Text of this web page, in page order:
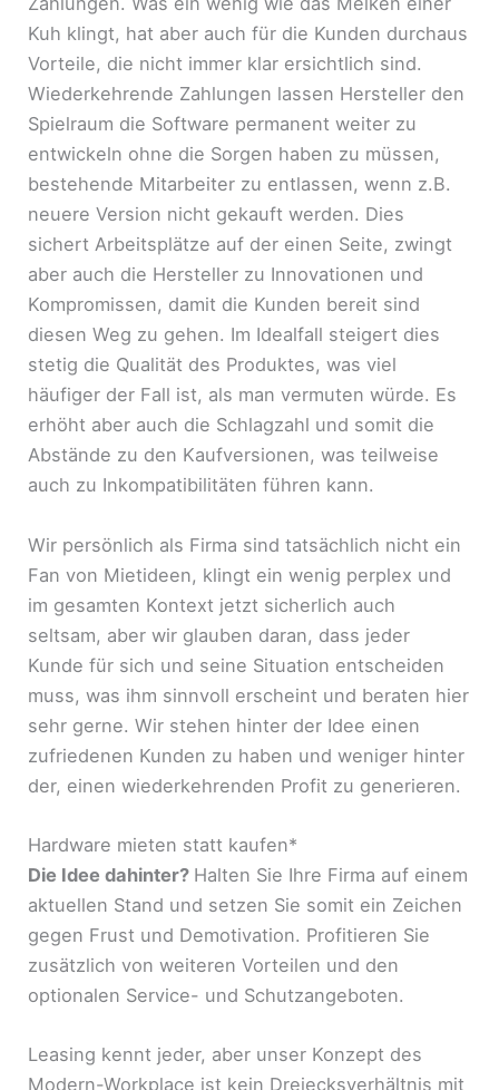
Kuh klingt, hat aber auch für die Kunden durchaus
Vorteile, die nicht immer klar ersichtlich sind.
Wiederkehrende Zahlungen lassen Hersteller den
Spielraum die Software permanent weiter zu
entwickeln ohne die Sorgen haben zu müssen,
bestehende Mitarbeiter zu entlassen, wenn z.B.
neuere Version nicht gekauft werden. Dies
sichert Arbeitsplätze auf der einen Seite, zwingt
aber auch die Hersteller zu Innovationen und
Kompromissen, damit die Kunden bereit sind
diesen Weg zu gehen. Im Idealfall steigert dies
stetig die Qualität des Produktes, was viel
häufiger der Fall ist, als man vermuten würde. Es
erhöht aber auch die Schlagzahl und somit die
Abstände zu den Kaufversionen, was teilweise
auch zu Inkompatibilitäten führen kann.
Wir persönlich als Firma sind tatsächlich nicht ein
Fan von Mietideen, klingt ein wenig perplex und
im gesamten Kontext jetzt sicherlich auch
seltsam, aber wir glauben daran, dass jeder
Kunde für sich und seine Situation entscheiden
muss, was ihm sinnvoll erscheint und beraten hier
sehr gerne. Wir stehen hinter der Idee einen
zufriedenen Kunden zu haben und weniger hinter
der, einen wiederkehrenden Profit zu generieren.
Hardware mieten statt kaufen*
Die Idee dahinter? Halten Sie Ihre Firma auf einem
aktuellen Stand und setzen Sie somit ein Zeichen
gegen Frust und Demotivation. Profitieren Sie
zusätzlich von weiteren Vorteilen und den
optionalen Service- und Schutzangeboten.
Leasing kennt jeder, aber unser Konzept des
Modern-Workplace ist kein Dreiecksverhältnis mit